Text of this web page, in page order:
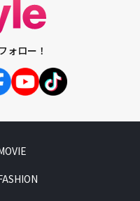
ォロー！